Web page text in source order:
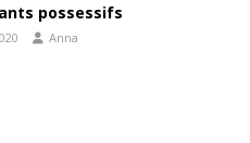
possessifs
Anna